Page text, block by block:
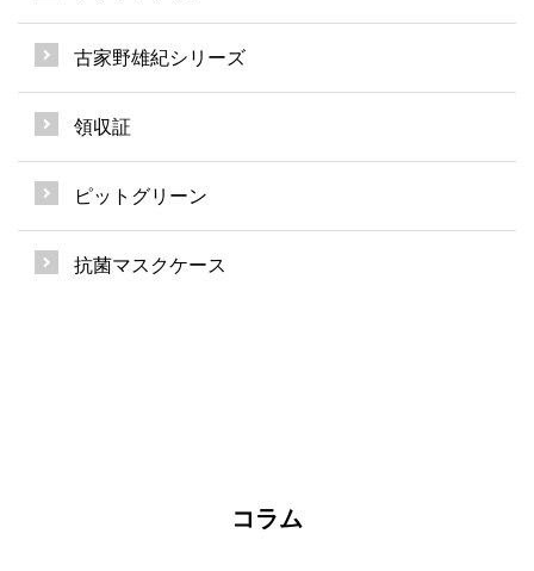
古家野雄紀シリーズ
領収証
ピットグリーン
抗菌マスクケース
コラム